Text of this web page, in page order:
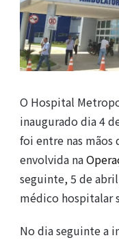
O Hospital
inaugurado dia 4
foi entre nas mãos
envolvida na
seguinte, 5 de
médico hospitalar
No dia seguinte a